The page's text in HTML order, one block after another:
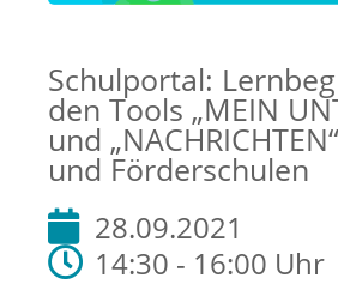
Schulportal:
den Tools „MEIN
und
und Förderschulen
28.09.2021
14:30 - 16:00 Uhr